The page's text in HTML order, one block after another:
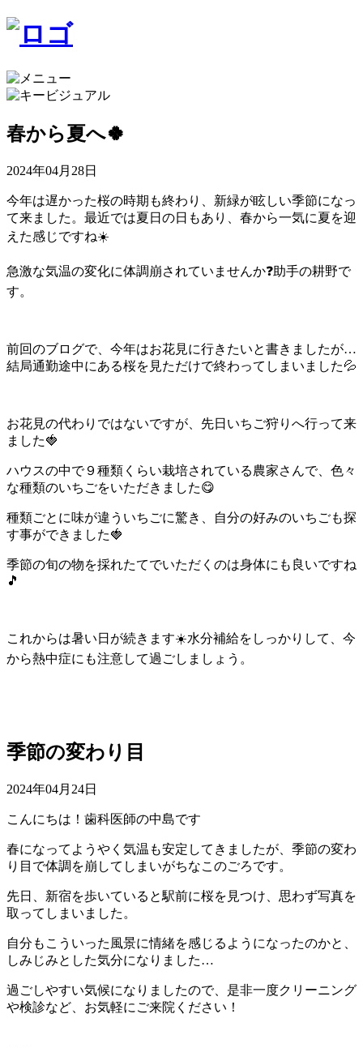
春から夏へ🍀
2024年04月28日
今年は遅かった桜の時期も終わり、新緑が眩しい季節になっ
て来ました。最近では夏日の日もあり、春から一気に夏を迎
えた感じですね☀️
急激な気温の変化に体調崩されていませんか❓助手の耕野で
す。
前回のブログで、今年はお花見に行きたいと書きましたが…
結局通勤途中にある桜を見ただけで終わってしまいました💦
お花見の代わりではないですが、先日いちご狩りへ行って来
ました🍓
ハウスの中で９種類くらい栽培されている農家さんで、色々
な種類のいちごをいただきました😋
種類ごとに味が違ういちごに驚き、自分の好みのいちごも探
す事ができました🍓
季節の旬の物を採れたてでいただくのは身体にも良いですね
🎵
これからは暑い日が続きます☀️水分補給をしっかりして、今
から熱中症にも注意して過ごしましょう。
季節の変わり目
2024年04月24日
こんにちは！歯科医師の中島です
春になってようやく気温も安定してきましたが、季節の変わ
り目で体調を崩してしまいがちなこのごろです。
先日、新宿を歩いていると駅前に桜を見つけ、思わず写真を
取ってしまいました。
自分もこういった風景に情緒を感じるようになったのかと、
しみじみとした気分になりました…
過ごしやすい気候になりましたので、是非一度クリーニング
や検診など、お気軽にご来院ください！